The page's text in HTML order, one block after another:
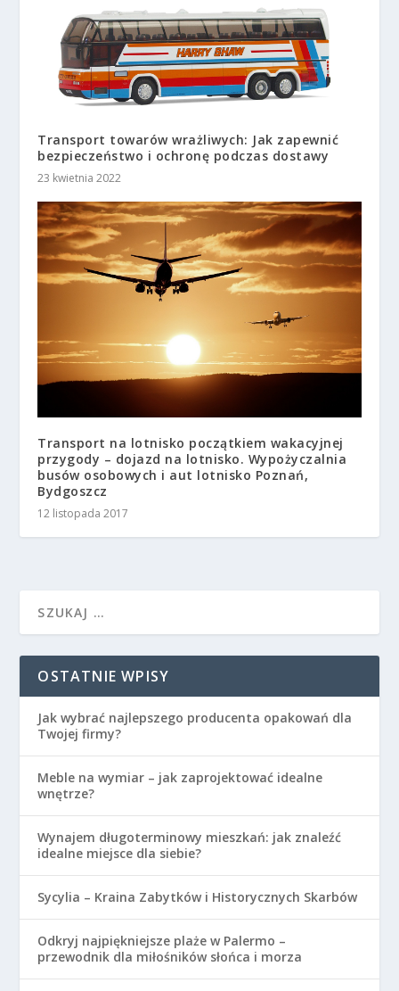
Transport towarów wrażliwych: Jak zapewnić
bezpieczeństwo i ochronę podczas dostawy
23 kwietnia 2022
Transport na lotnisko początkiem wakacyjnej
przygody – dojazd na lotnisko. Wypożyczalnia
busów osobowych i aut lotnisko Poznań,
Bydgoszcz
12 listopada 2017
OSTATNIE WPISY
Jak wybrać najlepszego producenta opakowań dla
Twojej firmy?
Meble na wymiar – jak zaprojektować idealne
wnętrze?
Wynajem długoterminowy mieszkań: jak znaleźć
idealne miejsce dla siebie?
Sycylia – Kraina Zabytków i Historycznych Skarbów
Odkryj najpiękniejsze plaże w Palermo –
przewodnik dla miłośników słońca i morza